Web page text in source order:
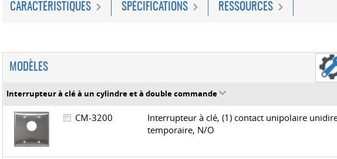
CARACTÉRISTIQUES SPÉCIFICATIONS RESSOURCES
MODÈLES
Interrupteur à clé à un cylindre et à double commande
CM-3200
Interrupteur à clé, (1) contact unipolaire
temporaire, N/O